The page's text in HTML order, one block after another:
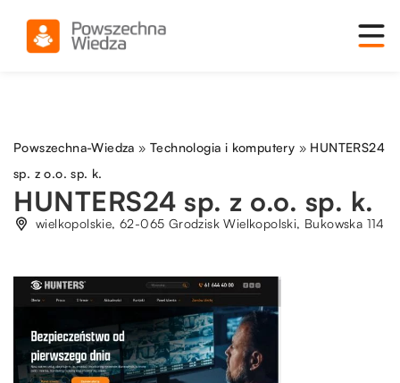
Powszechna-Wiedza »Technologia i komputery » HUNTERS24
sp. z o.o. sp. k.
HUNTERS24 sp. z o.o. sp. k.
wielkopolskie, 62-065 Grodzisk Wielkopolski, Bukowska 114